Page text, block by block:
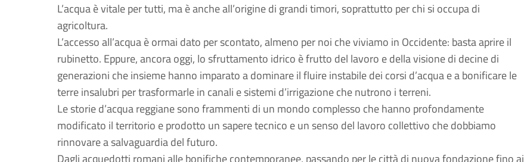
L’acqua è vitale per tutti, ma è anche all’origine di grandi timori, soprattutto per chi si occupa di
agricoltura.
L’accesso all’acqua è ormai dato per scontato, almeno per noi che viviamo in Occidente: basta aprire il
rubinetto. Eppure, ancora oggi, lo sfruttamento idrico è frutto del lavoro e della visione di decine di
generazioni che insieme hanno imparato a dominare il fluire instabile dei corsi d’acqua e a bonificare le
terre insalubri per trasformarle in canali e sistemi d’irrigazione che nutrono i terreni.
Le storie d’acqua reggiane sono frammenti di un mondo complesso che hanno profondamente
modificato il territorio e prodotto un sapere tecnico e un senso del lavoro collettivo che dobbiamo
rinnovare a salvaguardia del futuro.
Dagli acquedotti romani alle bonifiche contemporanee, passando per le città di nuova fondazione fino ai